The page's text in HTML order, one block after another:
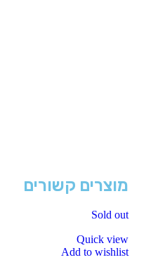
מוצרים קשורים
Sold out
Quick view
Add to wishlist